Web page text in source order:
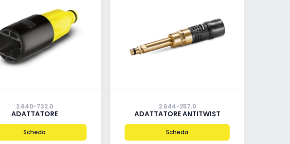
2.640-732.0
ADATTATORE
Scheda
2.644-257.0
ADATTATORE ANTITWIST
Scheda